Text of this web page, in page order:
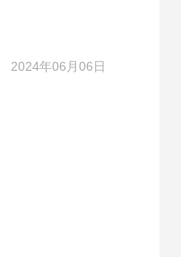
2024年06月06日